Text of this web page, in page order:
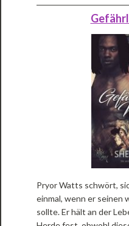
Pryor Watts schwört,
einmal, wenn er seinen
sollte. Er hält an der